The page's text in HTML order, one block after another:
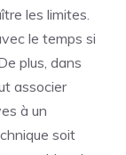
les limites.
le temps si
plus, dans
associer
à un
soit